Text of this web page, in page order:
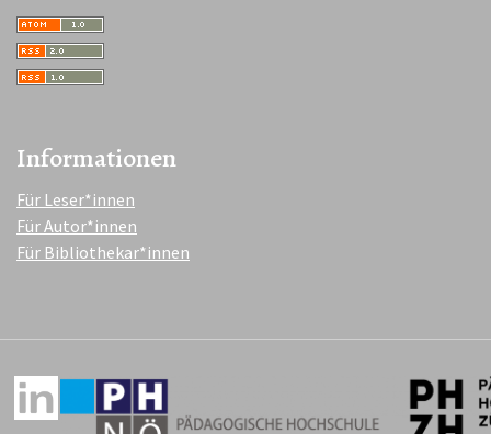
Informationen
Für Leser*innen
Für Autor*innen
Für Bibliothekar*innen